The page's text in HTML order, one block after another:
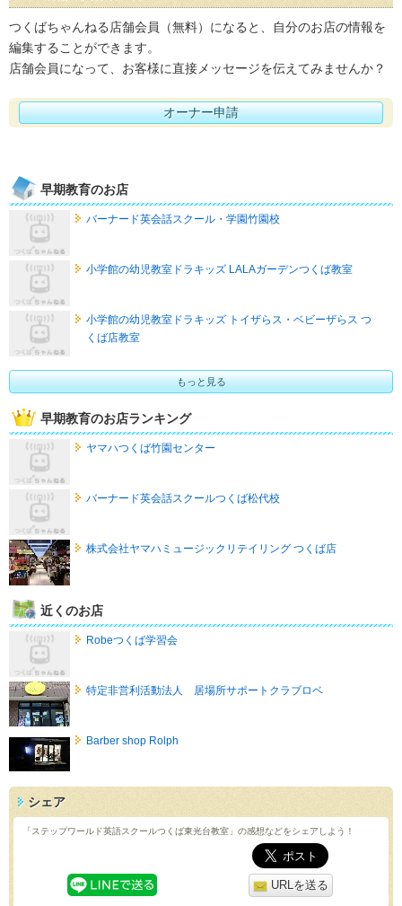
つくばちゃんねる店舗会員（無料）になると、自分のお店の情報を
編集することができます。
店舗会員になって、お客様に直接メッセージを伝えてみませんか？
オーナー申請
早期教育のお店
バーナード英会話スクール・学園竹園校
小学館の幼児教室ドラキッズ LALAガーデンつくば教室
小学館の幼児教室ドラキッズ トイザらス・ベビーザらス つ
くば店教室
もっと見る
早期教育のお店ランキング
ヤマハつくば竹園センター
バーナード英会話スクールつくば松代校
株式会社ヤマハミュージックリテイリング つくば店
近くのお店
Robeつくば学習会
特定非営利活動法人 居場所サポートクラブロベ
Barber shop Rolph
シェア
「ステップワールド英語スクールつくば東光台教室」の感想などをシェアしよう！
URLを送る